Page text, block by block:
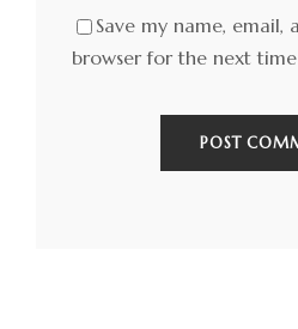
Save my name, email,
browser for the next